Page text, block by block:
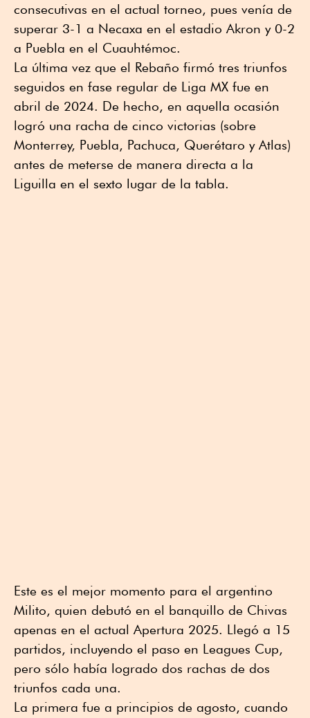
consecutivas en el actual torneo, pues venía de
superar 3-1 a Necaxa en el estadio Akron y 0-2
a Puebla en el Cuauhtémoc.
La última vez que el Rebaño firmó tres triunfos
seguidos en fase regular de Liga MX fue en
abril de 2024. De hecho, en aquella ocasión
logró una racha de cinco victorias (sobre
Monterrey, Puebla, Pachuca, Querétaro y Atlas)
antes de meterse de manera directa a la
Liguilla en el sexto lugar de la tabla.
Este es el mejor momento para el argentino
Milito, quien debutó en el banquillo de Chivas
apenas en el actual Apertura 2025. Llegó a 15
partidos, incluyendo el paso en Leagues Cup,
pero sólo había logrado dos rachas de dos
triunfos cada una.
La primera fue a principios de agosto, cuando